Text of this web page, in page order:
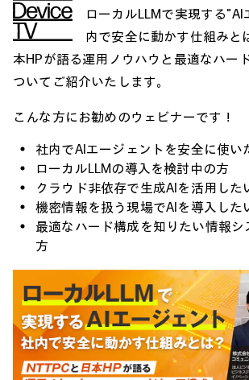
ローカルLLMで実現する
内で安全に動かす仕組みと
本HPが語る運用ノウハウと最適なハー
ついてご紹介いたします。
こんな方にお勧めのウェビナーです！
社内でAIエージェントを安全に使い
ローカルLLMの導入を検討中の方
クラウド非依存で生成AIを活用した
機密情報を扱う現場でAIを導入した
最適なハード構成を知りたい情報シ
方